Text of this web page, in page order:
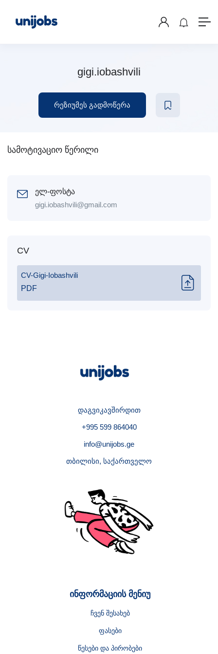
gigi.iobashvili
რეზიუმეს გადმოწერა
სამოტივაციო წერილი
ელ-ფოსტა
gigi.iobashvili@gmail.com
CV
CV-Gigi-Iobashvili
PDF
დაგვიკავშირდით
+995 599 864040
info@unijobs.ge
თბილისი, საქართველო
ინფორმაციის მენიუ
ჩვენ შესახებ
ფასები
წესები და პირობები